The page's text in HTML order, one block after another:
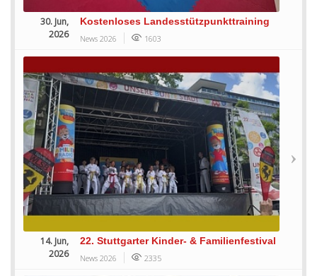
30. Jun,
2026
Kostenloses Landesstützpunkttraining
News 2026 1603
14. Jun,
2026
22. Stuttgarter Kinder- & Familienfestival
News 2026 2335